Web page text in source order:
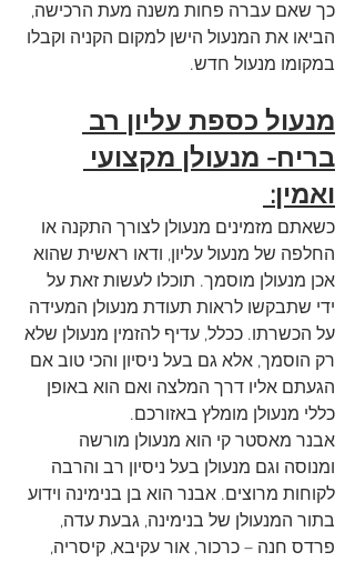
כך שאם עברה פחות משנה מעת הרכישה,
הביאו את המנעול הישן למקום הקניה וקבלו
במקומו מנעול חדש.
מנעול כספת עליון רב
בריח- מנעולן מקצועי
ואמין:
כשאתם מזמינים מנעולן לצורך התקנה או
החלפה של מנעול עליון, ודאו ראשית שהוא
אכן מנעולן מוסמך. תוכלו לעשות זאת על
ידי שתבקשו לראות תעודת מנעולן המעידה
על הכשרתו. ככלל, עדיף להזמין מנעולן שלא
רק הוסמך, אלא גם בעל ניסיון והכי טוב אם
הגעתם אליו דרך המלצה ואם הוא באופן
כללי מנעולן מומלץ באזורכם.
אבנר מאסטר קי הוא מנעולן מורשה
ומנוסה וגם מנעולן בעל ניסיון רב והרבה
לקוחות מרוצים. אבנר הוא בן בנימינה וידוע
בתור המנעולן של בנימינה, גבעת עדה,
פרדס חנה – כרכור, אור עקיבא, קיסריה,